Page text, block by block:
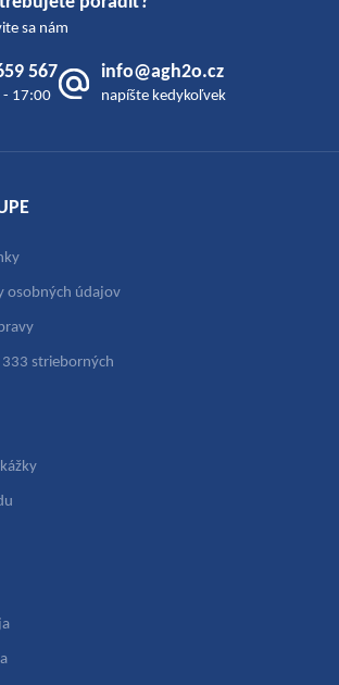
sa nám
567
- 17:00
info@agh2o.cz
napíšte kedykoľvek
osobných údajov
strieborných